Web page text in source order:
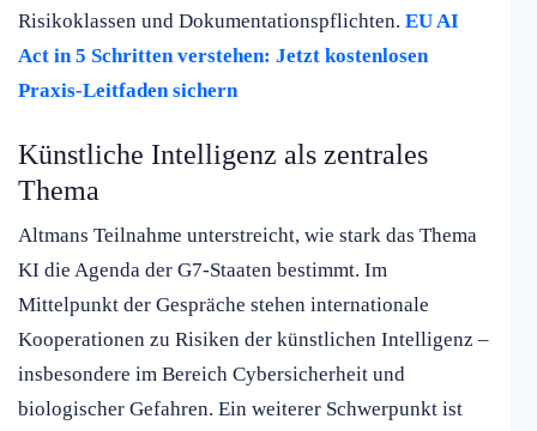
Risikoklassen und Dokumentationspflichten. EU AI
Act in 5 Schritten verstehen: Jetzt kostenlosen
Praxis-Leitfaden sichern
Künstliche Intelligenz als zentrales
Thema
Altmans Teilnahme unterstreicht, wie stark das Thema
KI die Agenda der G7-Staaten bestimmt. Im
Mittelpunkt der Gespräche stehen internationale
Kooperationen zu Risiken der künstlichen Intelligenz –
insbesondere im Bereich Cybersicherheit und
biologischer Gefahren. Ein weiterer Schwerpunkt ist